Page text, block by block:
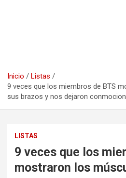
Inicio
Listas
9 veces que los miembros de BTS
sus brazos y nos dejaron
LISTAS
9 veces que los
mostraron los